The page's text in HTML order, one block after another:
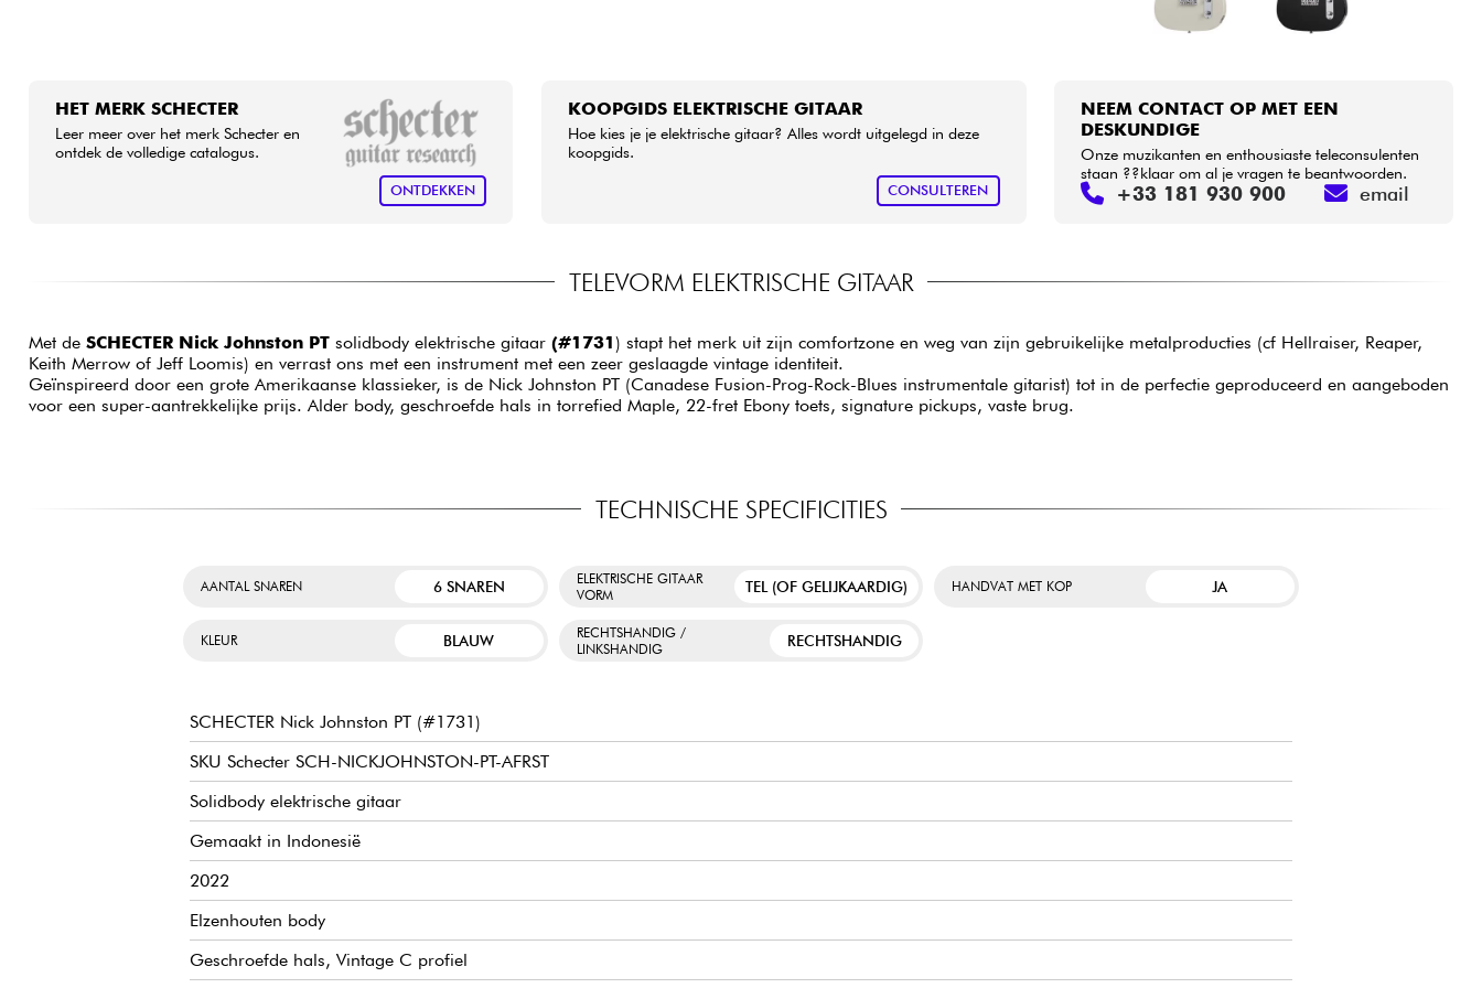
HET MERK SCHECTER
Leer meer over het merk Schecter en
ontdek de volledige catalogus.
ONTDEKKEN
KOOPGIDS ELEKTRISCHE GITAAR
Hoe kies je je elektrische gitaar? Alles wordt uitgelegd in deze
koopgids.
CONSULTEREN
NEEM CONTACT OP MET EEN
DESKUNDIGE
Onze muzikanten en enthousiaste teleconsulenten
staan ??klaar om al je vragen te beantwoorden.
+33 181 930 900 email
TELEVORM ELEKTRISCHE GITAAR
Met de SCHECTER Nick Johnston PTsolidbody elektrische gitaar (#1731) stapt het merk uit zijn comfortzone en weg van zijn gebruikelijke metalproducties (cf Hellraiser, Reaper,
Keith Merrow of Jeff Loomis) en verrast ons met een instrument met een zeer geslaagde vintage identiteit.
Geïnspireerd door een grote Amerikaanse klassieker, is de Nick Johnston PT (Canadese Fusion-Prog-Rock-Blues instrumentale gitarist) tot in de perfectie geproduceerd en aangeboden
voor een super-aantrekkelijke prijs. Alder body, geschroefde hals in torrefied Maple, 22-fret Ebony toets, signature pickups, vaste brug.
TECHNISCHE SPECIFICITIES
AANTAL SNAREN 6 SNAREN
ELEKTRISCHE GITAAR
VORM
TEL (OF GELIJKAARDIG) HANDVAT MET KOP JA
KLEUR BLAUW
RECHTSHANDIG /
LINKSHANDIG
RECHTSHANDIG
SCHECTER Nick Johnston PT (#1731)
SKU Schecter SCH-NICKJOHNSTON-PT-AFRST
Solidbody elektrische gitaar
Gemaakt in Indonesië
2022
Elzenhouten body
Geschroefde hals, Vintage C profiel